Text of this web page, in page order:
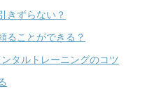
きずらない？
ることができる？
タルトレーニングのコツ